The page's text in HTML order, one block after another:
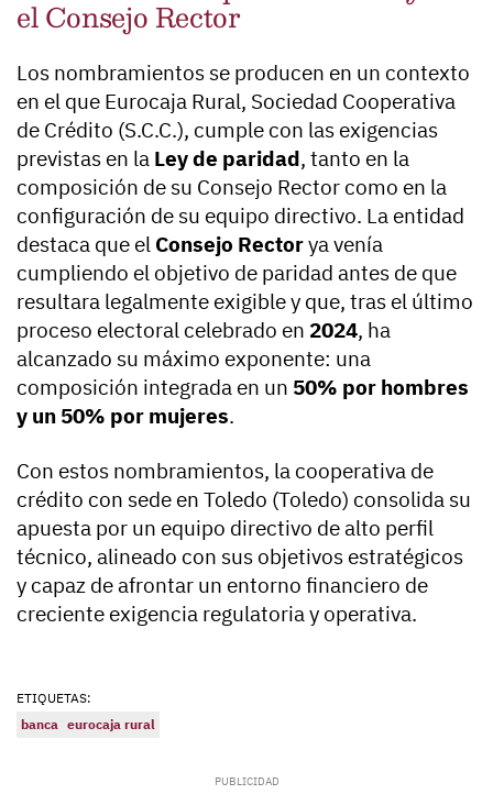
el Consejo Rector
Los nombramientos se producen en un contexto
en el que Eurocaja Rural, Sociedad Cooperativa
de Crédito (S.C.C.), cumple con las exigencias
previstas en la Ley de paridad, tanto en la
composición de su Consejo Rector como en la
configuración de su equipo directivo. La entidad
destaca que el Consejo Rectorya venía
cumpliendo el objetivo de paridad antes de que
resultara legalmente exigible y que, tras el último
proceso electoral celebrado en 2024, ha
alcanzado su máximo exponente: una
composición integrada en un 50% por hombres
y un 50% por mujeres.
Con estos nombramientos, la cooperativa de
crédito con sede en Toledo (Toledo) consolida su
apuesta por un equipo directivo de alto perfil
técnico, alineado con sus objetivos estratégicos
y capaz de afrontar un entorno financiero de
creciente exigencia regulatoria y operativa.
ETIQUETAS:
banca eurocaja rural